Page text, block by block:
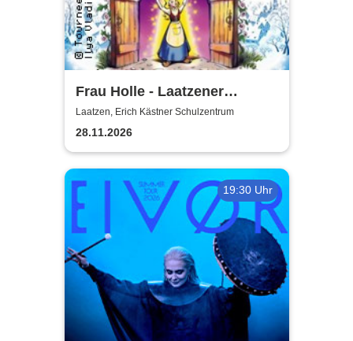
Frau Holle - Laatzener
Weihnachtsmärchen 2026
Laatzen, Erich Kästner Schulzentrum
28.11.2026
19:30 Uhr